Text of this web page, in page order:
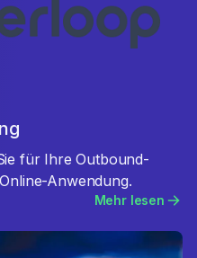
für Ihre Outbound-
Anwendung.
Mehr lesen